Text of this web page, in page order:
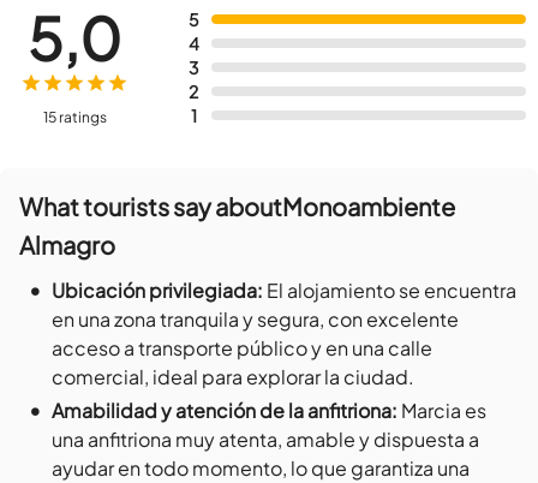
5
4
3
2
1
5,0
15 ratings
What tourists say aboutMonoambiente
Almagro
• Ubicación privilegiada: El alojamiento se encuentra
en una zona tranquila y segura, con excelente
acceso a transporte público y en una calle
comercial, ideal para explorar la ciudad.
• Amabilidad y atención de la anfitriona: Marcia es
una anfitriona muy atenta, amable y dispuesta a
ayudar en todo momento, lo que garantiza una